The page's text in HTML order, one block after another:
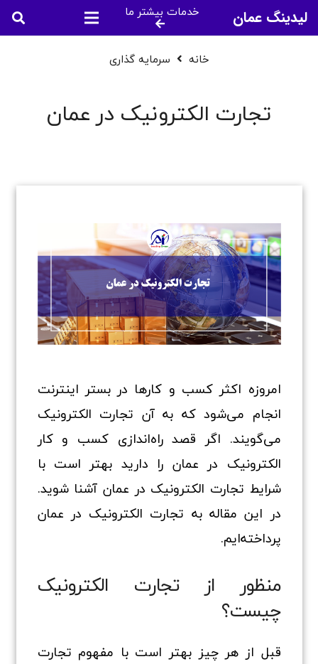
لیدینگ عمان خدمات بیشتر ما
خانه سرمایه گذاری
تجارت الکترونیک در عمان
امروزه اکثر کسب‌ و کارها در بستر اینترنت
انجام می‌شود که به آن تجارت الکترونیک
می‌گویند. اگر قصد راه‌اندازی کسب‌ و کار
الکترونیک در عمان را دارید بهتر است با
شرایط تجارت الکترونیک در عمان آشنا شوید.
در این مقاله به تجارت الکترونیک در عمان
پرداخته‌ایم.
منظور از تجارت الکترونیک
چیست؟
قبل از هر چیز بهتر است با مفهوم تجارت